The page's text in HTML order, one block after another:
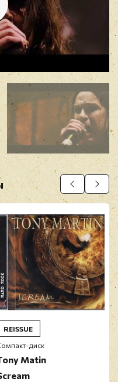
фото
проходят
REISSUE
диск
Matin